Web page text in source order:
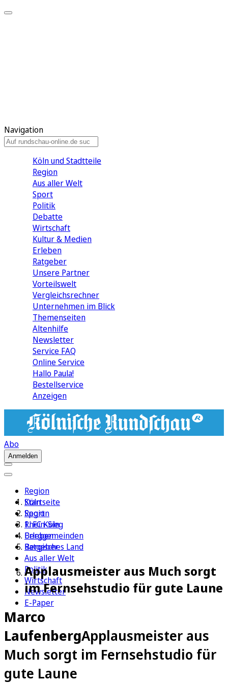
Navigation
Köln und Stadtteile
Region
Aus aller Welt
Sport
Politik
Debatte
Wirtschaft
Kultur & Medien
Erleben
Ratgeber
Unsere Partner
Vorteilswelt
Vergleichsrechner
Unternehmen im Blick
Themenseiten
Altenhilfe
Newsletter
Service FAQ
Online Service
Hallo Paula!
Bestellservice
Anzeigen
Abo
Anmelden
Region
Köln
Sport
1. FC Köln
Erleben
Ratgeber
Aus aller Welt
Politik
Wirtschaft
Newsletter
E-Paper
Startseite
Region
Rhein-Sieg
Berggemeinden
Bergisches Land
Applausmeister aus Much sorgt
im Fernsehstudio für gute Laune
Marco
LaufenbergApplausmeister aus
Much sorgt im Fernsehstudio für
gute Laune